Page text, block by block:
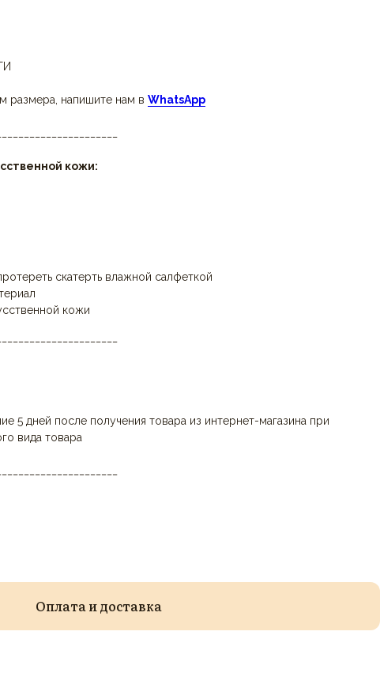
размера, напишите нам в WhatsApp
кожи:
скатерть влажной салфеткой
кожи
5 дней после получения товара из интернет-магазина при
вида товара
Оплата и доставка